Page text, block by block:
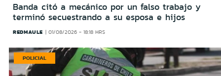
Banda citó a mecánico por un falso trabajo y
terminó secuestrando a su esposa e hijos
REDMAULE 01/08/2026 - 18:18 HRS
POLICIAL